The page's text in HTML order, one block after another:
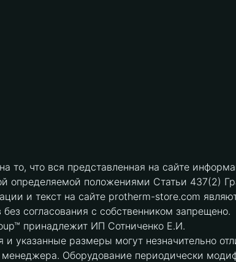
то, что вся представленная на сайте
определяемой положениями Статьи 437(2)
и текст на сайте protherm-store.com
согласования с собственником запрещено.
принадлежит ИП Сотниченко Е.И.
указанные размеры могут незначительно
Оборудование периодически